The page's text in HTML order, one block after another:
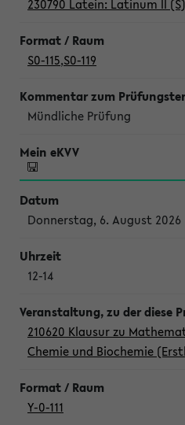
230790 Latein: Latinum II (S)
S0-115,S0-119
Mündliche Prüfung
Donnerstag, 6. August 2026
12-14
210620 Klausur zu
Chemie und Biochemie
Y-0-111